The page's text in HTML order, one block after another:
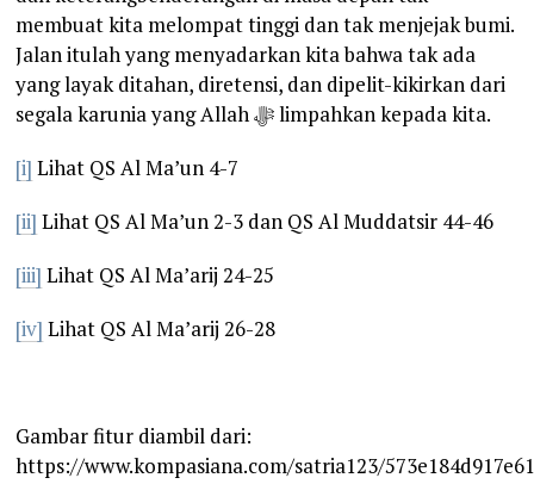
membuat kita melompat tinggi dan tak menjejak bumi.
Jalan itulah yang menyadarkan kita bahwa tak ada
yang layak ditahan, diretensi, dan dipelit-kikirkan dari
segala karunia yang Allah ﷻ limpahkan kepada kita.
[i] Lihat QS Al Ma’un 4-7
[ii] Lihat QS Al Ma’un 2-3 dan QS Al Muddatsir 44-46
[iii] Lihat QS Al Ma’arij 24-25
[iv] Lihat QS Al Ma’arij 26-28
Gambar fitur diambil dari:
https://www.kompasiana.com/satria123/